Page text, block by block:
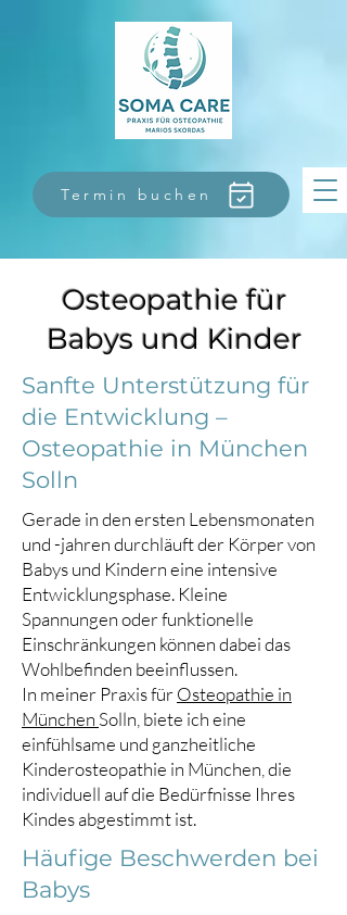
Termin buchen
Osteopathie für
Babys und Kinder
Sanfte Unterstützung für
die Entwicklung –
Osteopathie in München
Solln
Gerade in den ersten Lebensmonaten
und -jahren durchläuft der Körper von
Babys und Kindern eine intensive
Entwicklungsphase. Kleine
Spannungen oder funktionelle
Einschränkungen können dabei das
Wohlbefinden beeinflussen.
In meiner Praxis fürOsteopathie in
München Solln, biete ich eine
einfühlsame und ganzheitliche
Kinderosteopathie in München, die
individuell auf die Bedürfnisse Ihres
Kindes abgestimmt ist.
Häufige Beschwerden bei
Babys